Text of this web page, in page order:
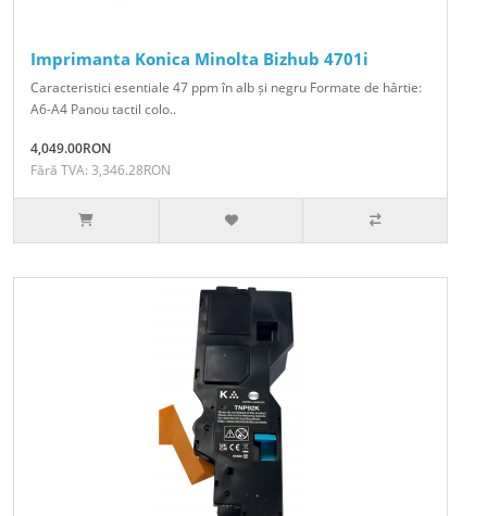
Imprimanta Konica Minolta Bizhub 4701i
Caracteristici esentiale 47 ppm în alb și negru Formate de hârtie:
A6-A4 Panou tactil colo..
4,049.00RON
Fără TVA: 3,346.28RON